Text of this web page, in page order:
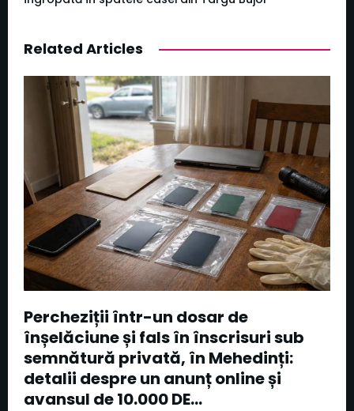
Related Articles
Percheziții într-un dosar de
înșelăciune și fals în înscrisuri sub
semnătură privată, în Mehedinți:
detalii despre un anunț online și
avansul de 10.000 DE...